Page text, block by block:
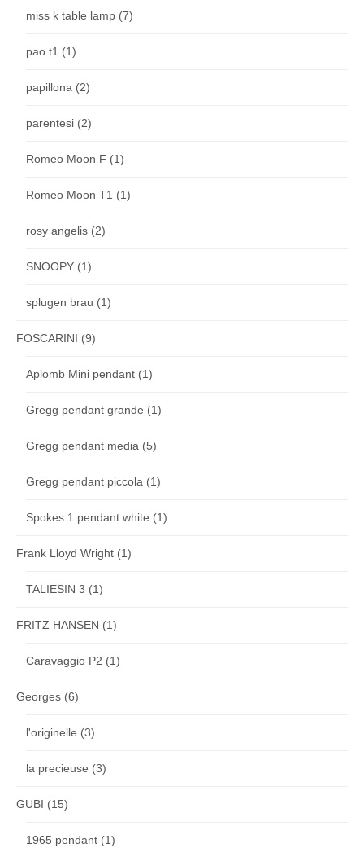
miss k table lamp (7)
pao t1 (1)
papillona (2)
parentesi (2)
Romeo Moon F (1)
Romeo Moon T1 (1)
rosy angelis (2)
SNOOPY (1)
splugen brau (1)
FOSCARINI (9)
Aplomb Mini pendant (1)
Gregg pendant grande (1)
Gregg pendant media (5)
Gregg pendant piccola (1)
Spokes 1 pendant white (1)
Frank Lloyd Wright (1)
TALIESIN 3 (1)
FRITZ HANSEN (1)
Caravaggio P2 (1)
Georges (6)
l'originelle (3)
la precieuse (3)
GUBI (15)
1965 pendant (1)